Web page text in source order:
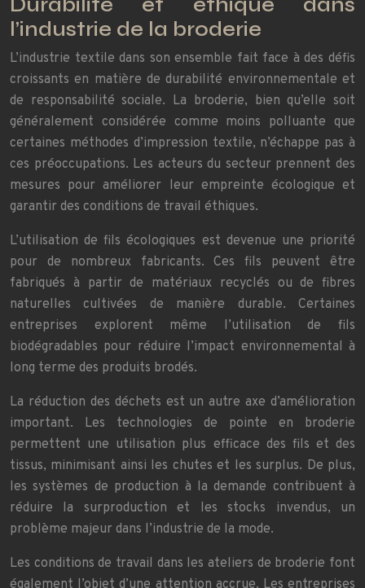
l’industrie de la broderie
L’industrie textile dans son ensemble fait face à des défis
croissants en matière de durabilité environnementale et
de responsabilité sociale. La broderie, bien qu’elle soit
généralement considérée comme moins polluante que
certaines méthodes d’impression textile, n’échappe pas à
ces préoccupations. Les acteurs du secteur prennent des
mesures pour améliorer leur empreinte écologique et
garantir des conditions de travail éthiques.
L’utilisation de fils écologiques est devenue une priorité
pour de nombreux fabricants. Ces fils peuvent être
fabriqués à partir de matériaux recyclés ou de fibres
naturelles cultivées de manière durable. Certaines
entreprises explorent même l’utilisation de fils
biodégradables pour réduire l’impact environnemental à
long terme des produits brodés.
La réduction des déchets est un autre axe d’amélioration
important. Les technologies de pointe en broderie
permettent une utilisation plus efficace des fils et des
tissus, minimisant ainsi les chutes et les surplus. De plus,
les systèmes de production à la demande contribuent à
réduire la surproduction et les stocks invendus, un
problème majeur dans l’industrie de la mode.
Les conditions de travail dans les ateliers de broderie font
également l’objet d’une attention accrue. Les entreprises